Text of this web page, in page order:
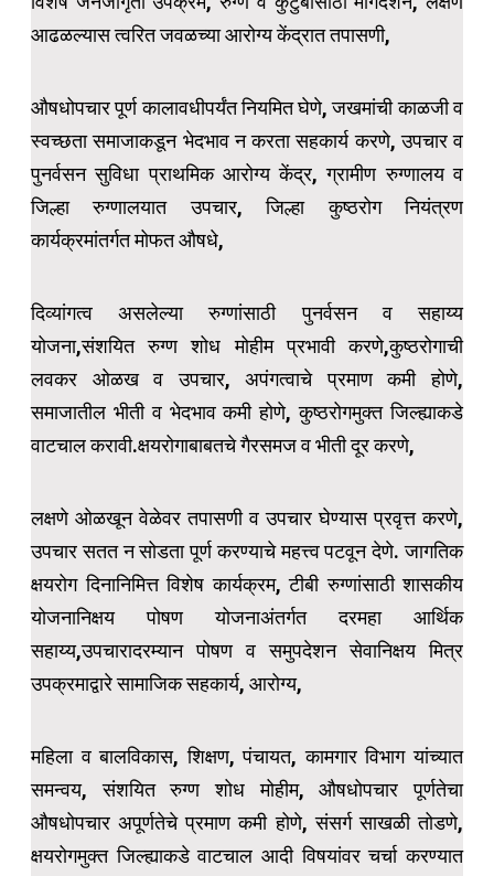
आढळल्यास त्वरित जवळच्या आरोग्य केंद्रात तपासणी,
औषधोपचार पूर्ण कालावधीपर्यंत नियमित घेणे, जखमांची काळजी व
स्वच्छता समाजाकडून भेदभाव न करता सहकार्य करणे, उपचार व
पुनर्वसन सुविधा प्राथमिक आरोग्य केंद्र, ग्रामीण रुग्णालय व
जिल्हा रुग्णालयात उपचार, जिल्हा कुष्ठरोग नियंत्रण
कार्यक्रमांतर्गत मोफत औषधे,
दिव्यांगत्व असलेल्या रुग्णांसाठी पुनर्वसन व सहाय्य
योजना,संशयित रुग्ण शोध मोहीम प्रभावी करणे,कुष्ठरोगाची
लवकर ओळख व उपचार, अपंगत्वाचे प्रमाण कमी होणे,
समाजातील भीती व भेदभाव कमी होणे, कुष्ठरोगमुक्त जिल्ह्याकडे
वाटचाल करावी.क्षयरोगाबाबतचे गैरसमज व भीती दूर करणे,
लक्षणे ओळखून वेळेवर तपासणी व उपचार घेण्यास प्रवृत्त करणे,
उपचार सतत न सोडता पूर्ण करण्याचे महत्त्व पटवून देणे. जागतिक
क्षयरोग दिनानिमित्त विशेष कार्यक्रम, टीबी रुग्णांसाठी शासकीय
योजनानिक्षय पोषण योजनाअंतर्गत दरमहा आर्थिक
सहाय्य,उपचारादरम्यान पोषण व समुपदेशन सेवानिक्षय मित्र
उपक्रमाद्वारे सामाजिक सहकार्य, आरोग्य,
महिला व बालविकास, शिक्षण, पंचायत, कामगार विभाग यांच्यात
समन्वय, संशयित रुग्ण शोध मोहीम, औषधोपचार पूर्णतेचा
औषधोपचार अपूर्णतेचे प्रमाण कमी होणे, संसर्ग साखळी तोडणे,
क्षयरोगमुक्त जिल्ह्याकडे वाटचाल आदी विषयांवर चर्चा करण्यात